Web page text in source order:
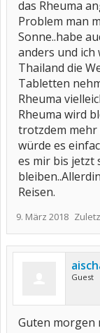
das Rheuma
Problem man
Sonne..habe
anders und ich
Thailand die
Tabletten
Rheuma
Rheuma wird
trotzdem mehr
würde es
es mir bis jetzt
Reisen.
9. März 2018
Guest
Guten morgen